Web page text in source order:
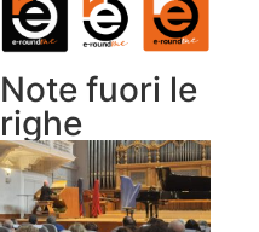
Note fuori le
righe